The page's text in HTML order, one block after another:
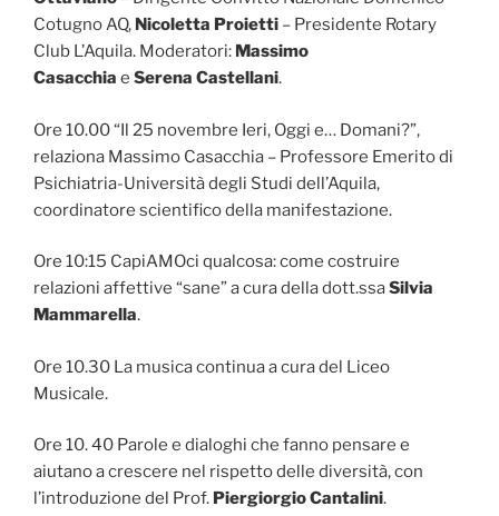
Cotugno AQ, Nicoletta Proietti – Presidente Rotary
Club L’Aquila. Moderatori: Massimo
Casacchia e Serena Castellani.
Ore 10.00 “Il 25 novembre Ieri, Oggi e… Domani?”,
relaziona Massimo Casacchia – Professore Emerito di
Psichiatria-Università degli Studi dell’Aquila,
coordinatore scientifico della manifestazione.
Ore 10:15 CapiAMOci qualcosa: come costruire
relazioni affettive “sane” a cura della dott.ssaSilvia
Mammarella.
Ore 10.30 La musica continua a cura del Liceo
Musicale.
Ore 10. 40 Parole e dialoghi che fanno pensare e
aiutano a crescere nel rispetto delle diversità, con
l’introduzione del Prof. Piergiorgio Cantalini.